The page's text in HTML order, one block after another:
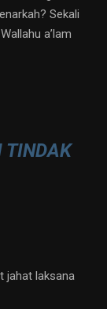
Sekali
a’lam
TINDAK
jahat laksana